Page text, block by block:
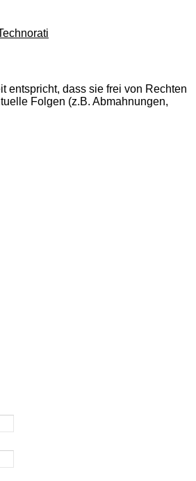
entspricht, dass sie frei von Rechten
Folgen (z.B. Abmahnungen,